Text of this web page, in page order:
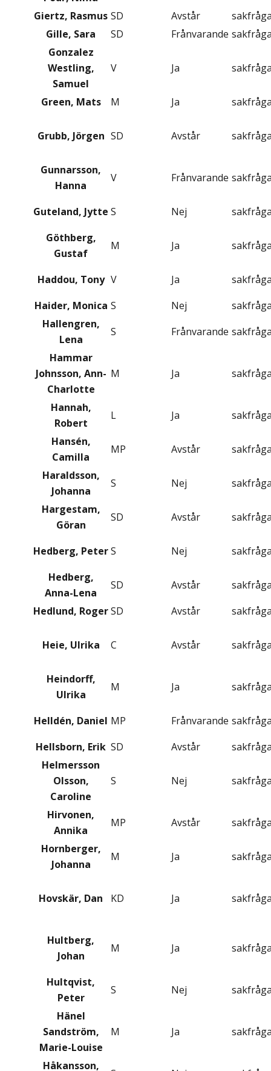
Giertz, Rasmus SD Avstår
Gille, Sara
SD Frånvarande
Gonzalez
Westling,
Samuel
V Ja
Green, Mats M Ja
Grubb, Jörgen SD Avstår
Gunnarsson,
Hanna
V Frånvarande
Guteland, Jytte S Nej
Göthberg,
Gustaf
M Ja
Haddou, Tony V Ja
Haider, Monica S Nej
Hallengren,
Lena
S Frånvarande
Hammar
Johnsson, Ann-
Charlotte
M Ja
Hannah,
Robert
L Ja
Hansén,
Camilla
MP Avstår
Haraldsson,
Johanna
S Nej
Hargestam,
Göran
SD Avstår
Hedberg, PeterS Nej
Hedberg,
Anna-Lena
SD Avstår
Hedlund, RogerSD Avstår
Heie, Ulrika C Avstår
Heindorff,
Ulrika
M Ja
Helldén, Daniel MP Frånvarande
Hellsborn, Erik SD Avstår
Helmersson
Olsson,
Caroline
S Nej
Hirvonen,
Annika
MP Avstår
Hornberger,
Johanna
M Ja
Hovskär, Dan KD Ja
Hultberg,
Johan
M Ja
Hultqvist,
Peter
S Nej
Hänel
Sandström,
Marie-Louise
M Ja
Håkansson,